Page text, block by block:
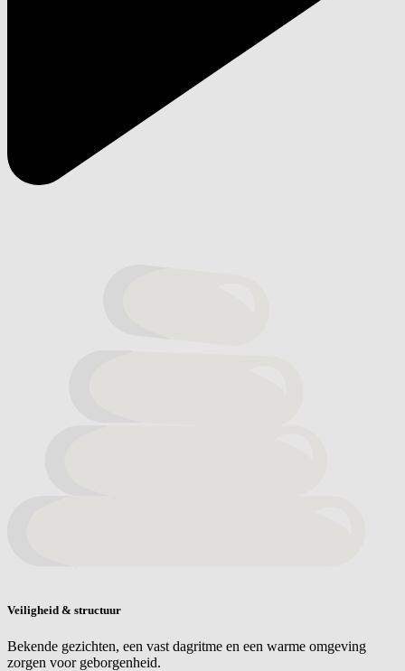
Veiligheid & structuur
Bekende gezichten, een vast dagritme en een warme omgeving
zorgen voor geborgenheid.